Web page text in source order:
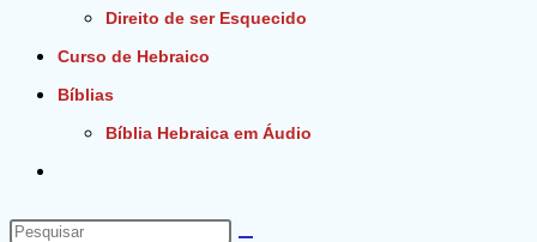
Direito de ser Esquecido
Curso de Hebraico
Bíblias
Bíblia Hebraica em Áudio
do
Pesquisar